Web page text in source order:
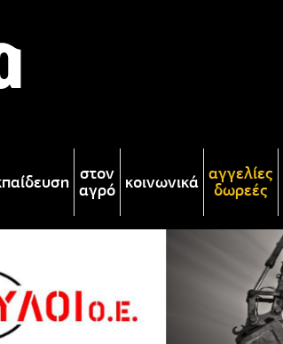
στον
αγρό κοινωνικά αγγελίες
δωρεές